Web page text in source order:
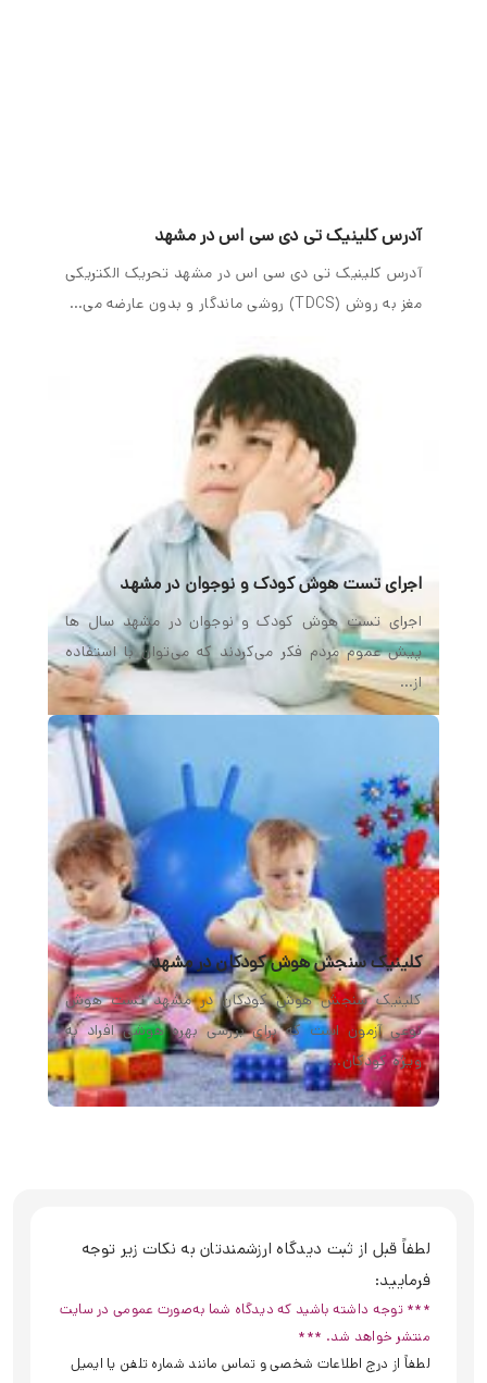
آدرس کلینیک تی دی سی اس در مشهد
آدرس کلینیک تی دی سی اس در مشهد تحریک الکتریکی
مغز به روش (TDCS) روشی ماندگار و بدون عارضه می…
اجرای تست هوش کودک و نوجوان در مشهد
اجرای تست هوش کودک و نوجوان در مشهد سال ها
پیش عموم مردم فكر می‌كردند كه می‌توان با استفاده
از…
کلینیک سنجش هوش کودکان در مشهد
کلینیک سنجش هوش کودکان در مشهد تست هوش
نوعی آزمون است که برای بررسی بهره هوشی افراد به
ویژه کودکان…
لطفاً قبل از ثبت دیدگاه ارزشمندتان به نکات زیر توجه
فرمایید:
*** توجه داشته باشید که دیدگاه شما به‌صورت عمومی در سایت
منتشر خواهد شد. ***
لطفاً از درج اطلاعات شخصی و تماس مانند شماره تلفن یا ایمیل